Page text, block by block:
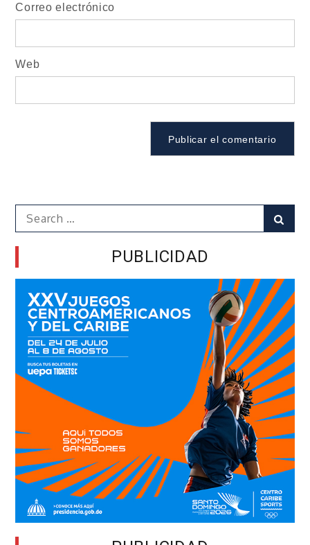
Correo electrónico
Web
Search
for:
PUBLICIDAD